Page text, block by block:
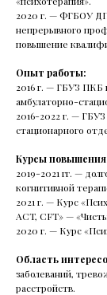
2020 г. — ФГБОУ
непрерывного
повышение
Опыт работы:
2016 г. — ГБУЗ ПКБ
амбулаторно-
2016-2022 г. —
стационарного
Курсы
2019-2021 гг. —
когнитивной
2021 г. — Курс
ACT, CFT» —
2020 г. — Курс
Область
заболеваний,
расстройств.
«Чувствовать
нормально»:
о том, как
как психика
что такое ПТСР и